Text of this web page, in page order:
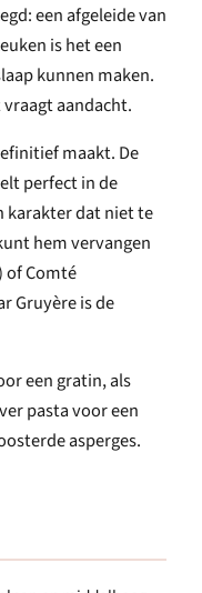
een afgeleide van
is het een
kunnen maken.
aandacht.
maakt. De
perfect in de
karakter dat niet te
hem vervangen
of Comté
Gruyère is de
een gratin, als
pasta voor een
asperges.